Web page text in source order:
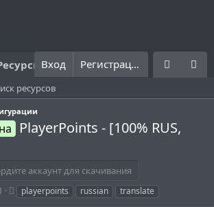
Что нового? Правила
Вход Регистрация
ресурсов
PlayerPoints - [100% RUS,
аккаунт для скачивания
Т playerpoints russian translate